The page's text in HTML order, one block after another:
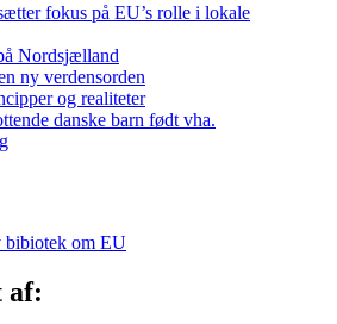
fokus på EU’s rolle i lokale
Nordsjælland
ny verdensorden
og realiteter
danske barn født vha.
bibiotek om EU
af: